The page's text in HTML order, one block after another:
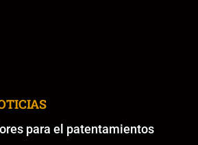
para el patentamientos